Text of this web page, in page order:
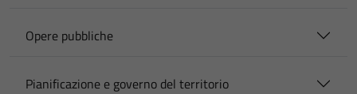
Opere pubbliche
Pianificazione e governo del territorio